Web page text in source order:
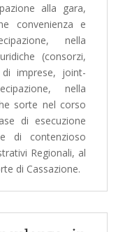
alla gara,
convenienza e
nella
(consorzi,
di imprese, joint-
nella
sorte nel corso
di esecuzione
di contenzioso
Regionali, al
di Cassazione.